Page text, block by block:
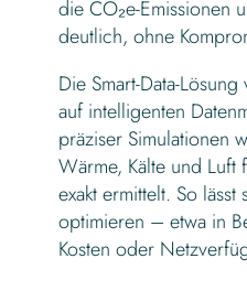
die CO₂e-Emissionen
deutlich, ohne
Die Smart-Data-
auf intelligenten
präziser Simulationen
Wärme, Kälte und
exakt ermittelt. So
optimieren – etwa in
Kosten oder